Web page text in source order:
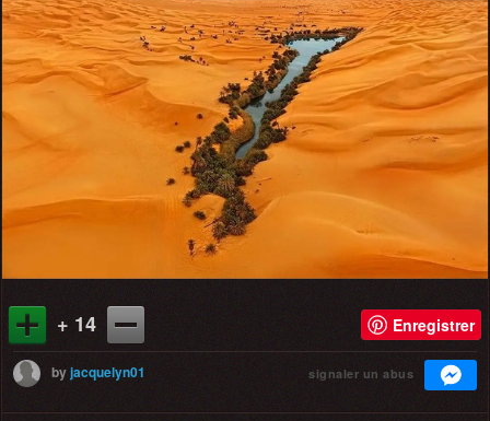
+ 14 Enregistrer
byjacquelyn01 signaler un abus